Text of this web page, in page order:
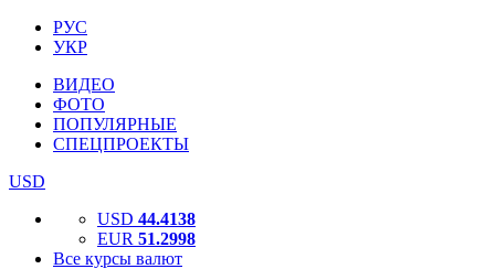
РУС
УКР
ВИДЕО
ФОТО
ПОПУЛЯРНЫЕ
СПЕЦПРОЕКТЫ
USD
USD 44.4138
EUR 51.2998
Все курсы валют